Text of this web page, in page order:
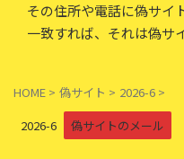
その住所や電話に偽サイ
一致すれば、それは偽サ
HOME > 偽サイト > 2026-6 >
2026-6
偽サイトのメール